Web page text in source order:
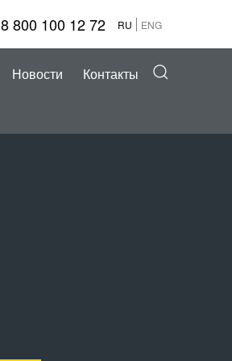
8 800 100 12 72 RU ENG
Новости
Контакты